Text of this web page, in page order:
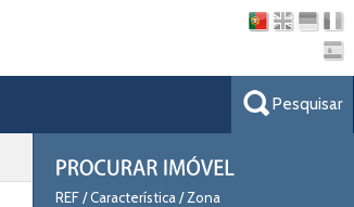
Pesquisar
REF / Característica / Zona